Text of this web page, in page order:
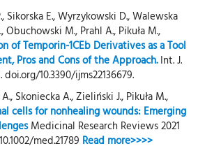
Sikorska E., Wyrzykowski D., Walewska
Obuchowski M., Prahl A., Pikuła M.,
of Temporin-1CEb Derivatives as a Tool
Pros and Cons of the Approach.Int. J.
doi.org/10.3390/ijms22136679.
Skoniecka A., Zieliński J., Pikuła M.,
cells for nonhealing wounds: Emerging
Medicinal Research Reviews 2021
med.21789 Read more>>>>